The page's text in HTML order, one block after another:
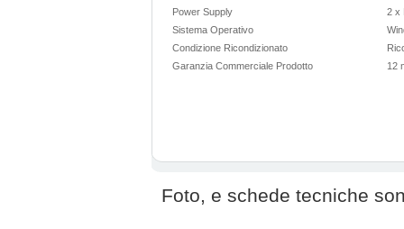
Power Supply
2 x
Sistema Operativo
Condizione Ricondizionato
Garanzia Commerciale Prodotto
12
Foto, e schede tecniche